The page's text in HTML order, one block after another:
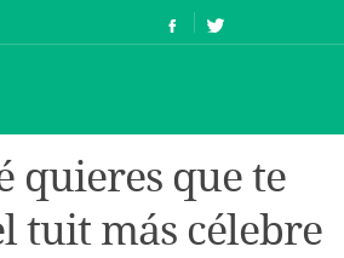
quieres que te
tuit más célebre